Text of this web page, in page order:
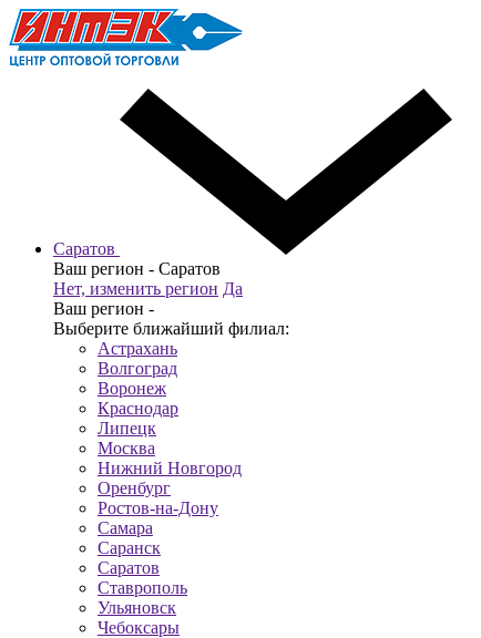
Саратов
Ваш регион - Саратов
Нет, изменить регион Да
Ваш регион -
Выберите ближайший филиал:
Астрахань
Волгоград
Воронеж
Краснодар
Липецк
Москва
Нижний Новгород
Оренбург
Ростов-на-Дону
Самара
Саранск
Саратов
Ставрополь
Ульяновск
Чебоксары